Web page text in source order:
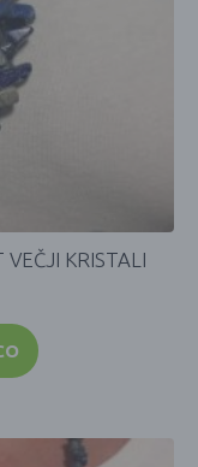
VEČJI KRISTALI